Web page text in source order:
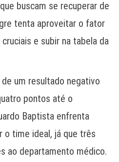
buscam se recuperar de
tenta aproveitar o fator
e subir na tabela da
um resultado negativo
pontos até o
Baptista enfrenta
o time ideal, já que três
ao departamento médico.